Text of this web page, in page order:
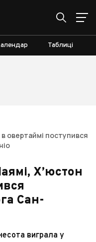
Таблиці
овертаймі поступився
Х’юстон
Сан-
виграла у